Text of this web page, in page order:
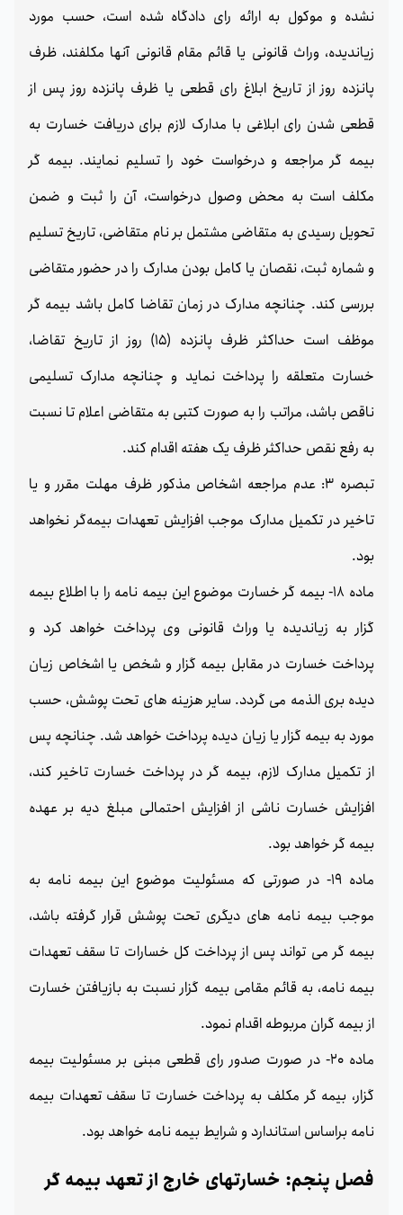
نشده و موکول به ارائه رای دادگاه شده است، حسب مورد
زیاندیده، وراث قانونی یا قائم مقام قانونی آنها مکلفند، ظرف
پانزده روز از تاریخ ابلاغ رای قطعی یا ظرف پانزده روز پس از
قطعی شدن رای ابلاغی با مدارک لازم برای دریافت خسارت به
بیمه گر مراجعه و درخواست خود را تسلیم نمایند. بیمه گر
مکلف است به محض وصول درخواست، آن را ثبت و ضمن
تحویل رسیدی به متقاضی مشتمل بر نام متقاضی، تاریخ تسلیم
و شماره ثبت، نقصان یا کامل بودن مدارک را در حضور متقاضی
بررسی کند. چنانچه مدارک در زمان تقاضا کامل باشد بیمه گر
موظف است حداکثر ظرف پانزده (15) روز از تاریخ تقاضا،
خسارت متعلقه را پرداخت نماید و چنانچه مدارک تسلیمی
ناقص باشد، مراتب را به صورت کتبی به متقاضی اعلام تا نسبت
به رفع نقص حداکثر ظرف یک هفته اقدام کند.
تبصره 3: عدم مراجعه اشخاص مذکور ظرف مهلت مقرر و یا
تاخیر در تکمیل مدارک موجب افزایش تعهدات بیمه‌گر نخواهد
بود.
ماده 18- بیمه گر خسارت موضوع این بیمه نامه را با اطلاع بیمه
گزار به زیاندیده یا وراث قانونی وی پرداخت خواهد کرد و
پرداخت خسارت در مقابل بیمه گزار و شخص یا اشخاص زیان
دیده بری الذمه می گردد. سایر هزینه های تحت پوشش، حسب
مورد به بیمه گزار یا زیان دیده پرداخت خواهد شد. چنانچه پس
از تکمیل مدارک لازم، بیمه گر در پرداخت خسارت تاخیر کند،
افزایش خسارت ناشی از افزایش احتمالی مبلغ دیه بر عهده
بیمه گر خواهد بود.
ماده 19- در صورتی که مسئولیت موضوع این بیمه نامه به
موجب بیمه نامه های دیگری تحت پوشش قرار گرفته باشد،
بیمه گر می تواند پس از پرداخت کل خسارات تا سقف تعهدات
بیمه نامه، به قائم مقامی بیمه گزار نسبت به بازیافتن خسارت
از بیمه گران مربوطه اقدام نمود.
ماده 20- در صورت صدور رای قطعی مبنی بر مسئولیت بیمه
گزار، بیمه گر مکلف به پرداخت خسارت تا سقف تعهدات بیمه
نامه براساس استاندارد و شرایط بیمه نامه خواهد بود.
فصل پنجم: خسارتهای خارج از تعهد بیمه گر